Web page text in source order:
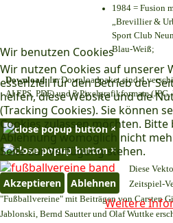
Wir benutzen Cookies
Wir nutzen Cookies auf unserer
essenziell für den Betrieb der
helfen, diese Website und die
(Tracking Cookies). Sie können
Cookies zulassen möchten. Bitte
Ablehnung womöglich nicht
Seite zur Verfügung stehen.
Akzeptieren Ablehnen
Weitere
1984 = Fusion
„Brevillier &
Sport Club
Blau-Weiß;
Download:Im Downloadpaket sind 4
AI EPS, PDF) und 3 Pixelgrafikformate
×
×
Diese
Zeitspiel-
"Fußballvereine" mit Beiträgen von Carsten
Jablonski, Bernd Sautter und Olaf Wuttke